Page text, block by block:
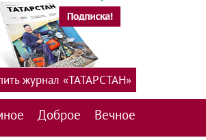
Доброе Вечное
журнал «ТАТАРСТАН»